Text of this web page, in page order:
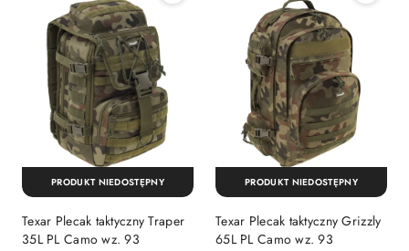
Texar Plecak taktyczny Traper
35L PL Camo wz. 93
PRODUKT NIEDOSTĘPNY
Texar Plecak taktyczny Grizzly
65L PL Camo wz. 93
PRODUKT NIEDOSTĘPNY